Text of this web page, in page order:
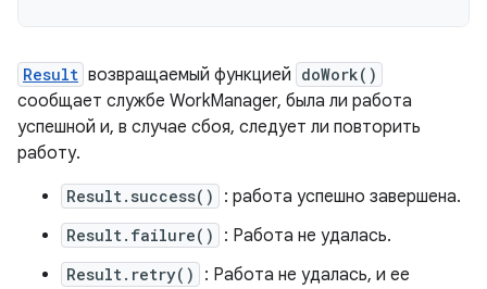
Result возвращаемый функцией doWork()
сообщает службе WorkManager, была ли работа
успешной и, в случае сбоя, следует ли повторить
работу.
Result.success() : работа успешно завершена.
Result.failure() : Работа не удалась.
Result.retry()
: Работа не удалась, и ее